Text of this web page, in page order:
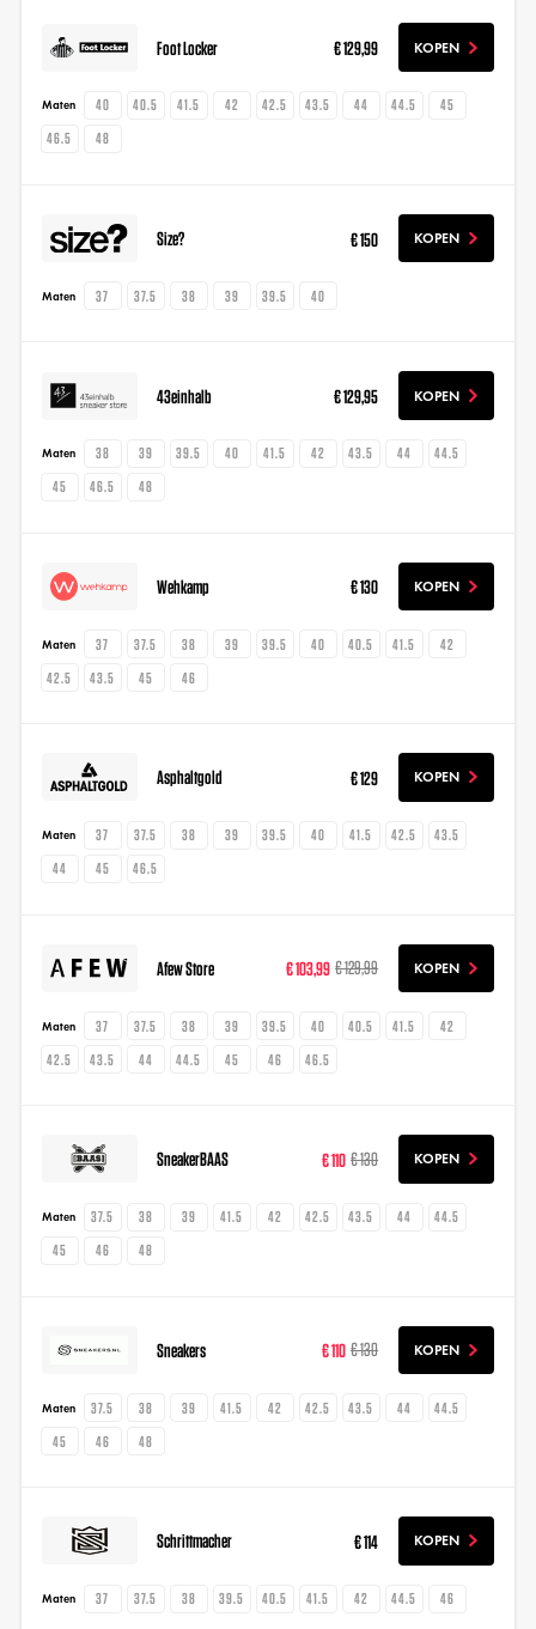
Foot Locker € 129,99 KOPEN
Maten 40 40.5 41.5 42 42.5 43.5 44 44.5
45
46.5
48
Size? € 150 KOPEN
Maten 37 37.5 38 39 39.5 40
43einhalb € 129,95 KOPEN
Maten 38 39 39.5 40 41.5 42 43.5 44
44.5
45
46.5 48
Wehkamp € 130 KOPEN
Maten 37 37.5 38 39 39.5 40 40.5 41.5
42
42.5
43.5 45 46
Asphaltgold € 129 KOPEN
Maten 37 37.5 38 39 39.5 40 41.5 42.5
43.5
44
45 46.5
Afew Store € 103,99 € 129,99 KOPEN
Maten 37 37.5 38 39 39.5 40 40.5 41.5
42
42.5
43.5 44 44.5 45 46 46.5
SneakerBAAS € 110 € 130 KOPEN
Maten 37.5 38 39 41.5 42 42.5 43.5 44
44.5
45
46 48
Sneakers € 110 € 130 KOPEN
Maten 37.5 38 39 41.5 42 42.5 43.5 44
44.5
45
46 48
Schrittmacher € 114 KOPEN
Maten 37 37.5 38 39.5 40.5 41.5 42 44.5 46